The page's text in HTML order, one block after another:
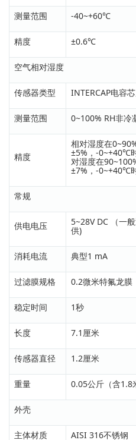
测量范围 -40~+60℃
精度 ±0.6℃
空气相对湿度
传感器类型 INTERCAP电容
测量范围 0~100% RH非冷
精度
相对湿度在
±5%，-0~+40℃
对湿度在
±7%，-0~+40℃
常规
供电电压 5~28V DC （一
供)
消耗电流 典型1 mA
过滤膜规格 0.2微米特氟龙膜
稳定时间 1秒
长度 7.1厘米
传感器直径 1.2厘米
重量 0.05公斤（含1.8
外壳
主体材质 AISI 316不锈钢